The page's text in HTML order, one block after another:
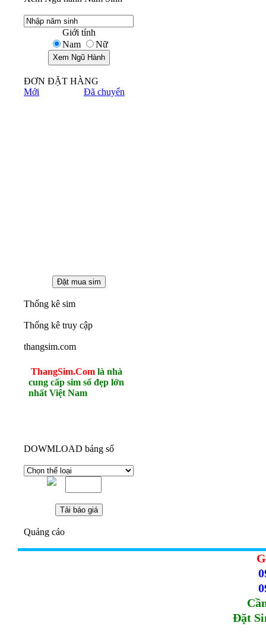
Giới tính
Nam
Nữ
ĐƠN ĐẶT HÀNG
Mới
Đã chuyển
Thống kê sim
Thống kê truy cập
thangsim.com
ThangSim.Com là nhà
cung cấp sim số đẹp lớn
nhất Việt Nam
DOWMLOAD bảng số
Quảng cáo
Đặt